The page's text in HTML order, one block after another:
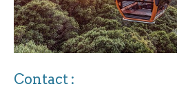
Contact :